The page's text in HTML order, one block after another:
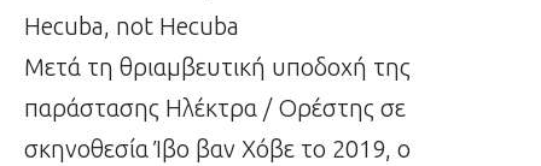
Hecuba, not Hecuba
Μετά τη θριαμβευτική υποδοχή της
παράστασης Ηλέκτρα / Ορέστης σε
σκηνοθεσία Ίβο βαν Χόβε το 2019, ο